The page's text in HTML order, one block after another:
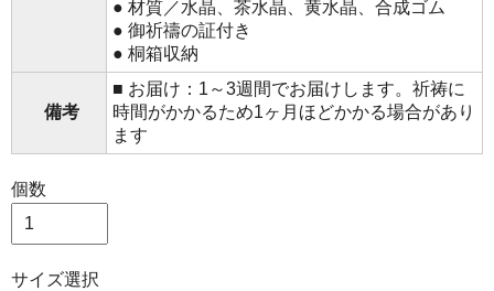
● 材質／水晶、茶水晶、黄水晶、合成ゴム
● 御祈禱の証付き
● 桐箱収納
備考
■ お届け：1～3週間でお届けします。祈祷に
時間がかかるため1ヶ月ほどかかる場合があり
ます
個数
サイズ選択